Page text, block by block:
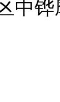
中